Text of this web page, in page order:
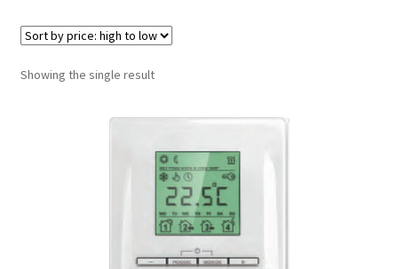
Showing the single result